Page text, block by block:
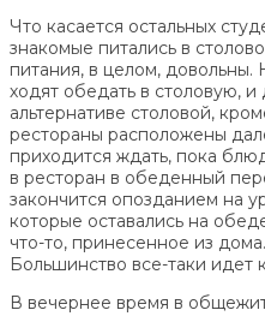
Что касается остальных
знакомые питались в
питания, в целом,
ходят обедать в столовую,
альтернативе столовой,
рестораны расположены
приходится ждать, пока
в ресторан в обеденный
закончится опозданием на
которые оставались на
что-то, принесенное из
Большинство все-таки идет
В вечернее время в